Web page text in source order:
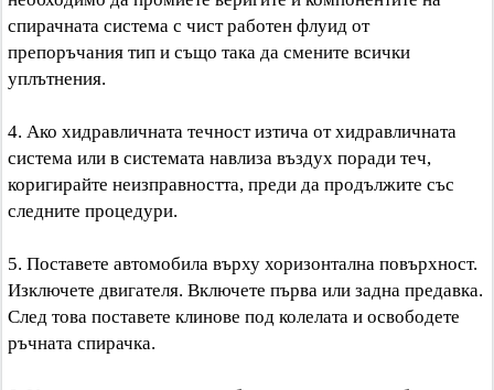
спирачната система с чист работен флуид от
препоръчания тип и също така да смените всички
уплътнения.
4. Ако хидравличната течност изтича от хидравличната
система или в системата навлиза въздух поради теч,
коригирайте неизправността, преди да продължите със
следните процедури.
5. Поставете автомобила върху хоризонтална повърхност.
Изключете двигателя. Включете първа или задна предавка.
След това поставете клинове под колелата и освободете
ръчната спирачка.